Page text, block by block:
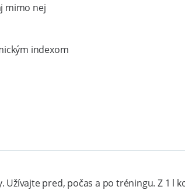
mimo nej
indexom
Užívajte pred, počas a po tréningu. Z 1 l